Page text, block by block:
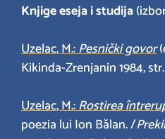
Knjige eseja i studija
Uzelac, M.:Pesnički govor
Kikinda-Zrenjanin 1984,
Uzelac, M.:Rostirea
poezia lui Ion Bălan. /